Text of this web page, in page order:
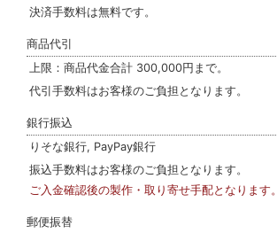
決済手数料は無料です。
商品代引
上限：商品代金合計 300,000円まで。
代引手数料はお客様のご負担となります。
銀行振込
りそな銀行, PayPay銀行
振込手数料はお客様のご負担となります。
ご入金確認後の製作・取り寄せ手配となります。
郵便振替